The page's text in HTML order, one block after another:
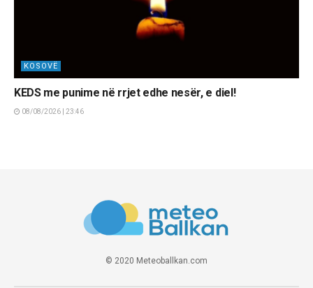
KOSOVË
KEDS me punime në rrjet edhe nesër, e diel!
08/08/2026 | 23:46
© 2020 Meteoballkan.com